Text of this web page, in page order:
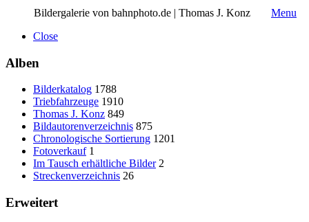
Bildergalerie von bahnphoto.de | Thomas J. Konz
Menu
Close
Alben
Bilderkatalog 1788
Triebfahrzeuge 1910
Thomas J. Konz 849
Bildautorenverzeichnis 875
Chronologische Sortierung 1201
Fotoverkauf 1
Im Tausch erhältliche Bilder 2
Streckenverzeichnis 26
Erweitert